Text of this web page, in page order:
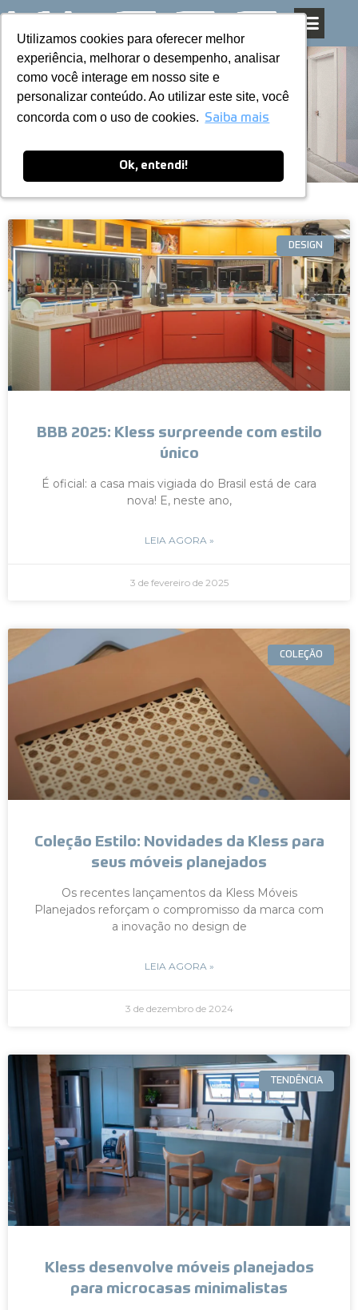
Utilizamos cookies para oferecer melhor
experiência, melhorar o desempenho, analisar
como você interage em nosso site e
personalizar conteúdo. Ao utilizar este site, você
concorda com o uso de cookies. Saiba mais
Ok, entendi!
Utilizamos cookies para oferecer melhor
experiência, melhorar o desempenho, analisar
como você interage em nosso site e
personalizar conteúdo. Ao utilizar este site, você
concorda com o uso de cookies. Saiba mais
Ok, entendi!
Pular
para
o
conteúdo
Blog
DESIGN
BBB 2025: Kless surpreende com estilo
único
É oficial: a casa mais vigiada do Brasil está de cara
nova! E, neste ano,
LEIA AGORA »
3 de fevereiro de 2025
COLEÇÃO
Coleção Estilo: Novidades da Kless para
seus móveis planejados
Os recentes lançamentos da Kless Móveis
Planejados reforçam o compromisso da marca com
a inovação no design de
LEIA AGORA »
3 de dezembro de 2024
TENDÊNCIA
Kless desenvolve móveis planejados
para microcasas minimalistas